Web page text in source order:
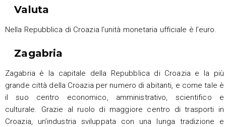
Valuta
Nella Repubblica di Croazia l’unità monetaria ufficiale è l’euro.
Zagabria
Zagabria è la capitale della Repubblica di Croazia e la più
grande città della Croazia per numero di abitanti, e come tale è
il suo centro economico, amministrativo, scientifico e
culturale. Grazie al ruolo di maggiore centro di trasporti in
Croazia, un’industria sviluppata con una lunga tradizione e